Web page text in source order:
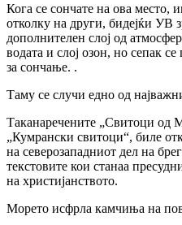
Кога се сончате на ова место,
отколку на други, бидејќи УВ
дополнителен слој од
водата и слој озон, но сепак
за сончање. .
Таму се случи едно од
Таканаречените „Свитоци од
„Кумрански свитоци“, биле
на северозападниот дел на
текстовите кои станаа
на христијанството.
Морето исфрла камчиња на